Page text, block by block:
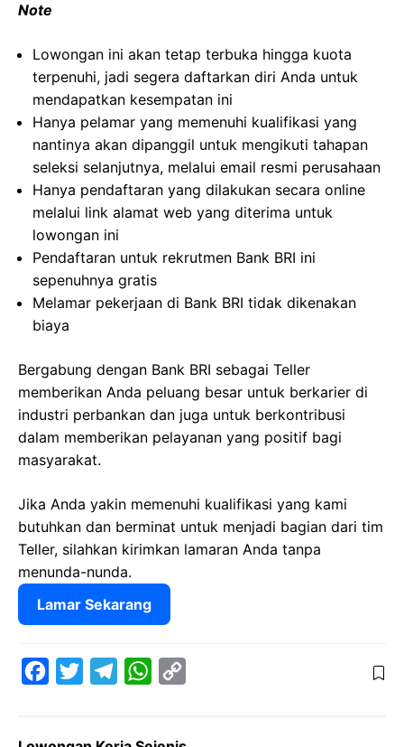
Note
Lowongan ini akan tetap terbuka hingga kuota
terpenuhi, jadi segera daftarkan diri Anda untuk
mendapatkan kesempatan ini
Hanya pelamar yang memenuhi kualifikasi yang
nantinya akan dipanggil untuk mengikuti tahapan
seleksi selanjutnya, melalui email resmi perusahaan
Hanya pendaftaran yang dilakukan secara online
melalui link alamat web yang diterima untuk
lowongan ini
Pendaftaran untuk rekrutmen Bank BRI ini
sepenuhnya gratis
Melamar pekerjaan di Bank BRI tidak dikenakan
biaya
Bergabung dengan Bank BRI sebagai Teller
memberikan Anda peluang besar untuk berkarier di
industri perbankan dan juga untuk berkontribusi
dalam memberikan pelayanan yang positif bagi
masyarakat.
Jika Anda yakin memenuhi kualifikasi yang kami
butuhkan dan berminat untuk menjadi bagian dari tim
Teller, silahkan kirimkan lamaran Anda tanpa
menunda-nunda.
Lamar Sekarang
W